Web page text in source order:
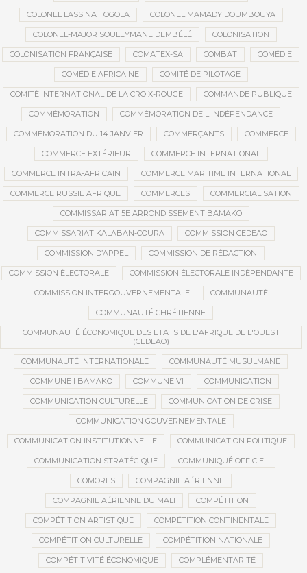
COLONEL LASSINA TOGOLA COLONEL MAMADY DOUMBOUYA
COLONEL-MAJOR SOULEYMANE DEMBÉLÉ COLONISATION
COLONISATION FRANÇAISE COMATEX-SA COMBAT COMÉDIE
COMÉDIE AFRICAINE COMITÉ DE PILOTAGE
COMITÉ INTERNATIONAL DE LA CROIX-ROUGE COMMANDE PUBLIQUE
COMMÉMORATION COMMÉMORATION DE L'INDÉPENDANCE
COMMÉMORATION DU 14 JANVIER COMMERÇANTS COMMERCE
COMMERCE EXTÉRIEUR COMMERCE INTERNATIONAL
COMMERCE INTRA-AFRICAIN COMMERCE MARITIME INTERNATIONAL
COMMERCE RUSSIE AFRIQUE COMMERCES COMMERCIALISATION
COMMISSARIAT 5E ARRONDISSEMENT BAMAKO
COMMISSARIAT KALABAN-COURA COMMISSION CEDEAO
COMMISSION D’APPEL COMMISSION DE RÉDACTION
COMMISSION ÉLECTORALE COMMISSION ÉLECTORALE INDÉPENDANTE
COMMISSION INTERGOUVERNEMENTALE COMMUNAUTÉ
COMMUNAUTÉ CHRÉTIENNE
COMMUNAUTÉ ÉCONOMIQUE DES ETATS DE L'AFRIQUE DE L'OUEST
(CEDEAO)
COMMUNAUTÉ INTERNATIONALE COMMUNAUTÉ MUSULMANE
COMMUNE I BAMAKO COMMUNE VI COMMUNICATION
COMMUNICATION CULTURELLE COMMUNICATION DE CRISE
COMMUNICATION GOUVERNEMENTALE
COMMUNICATION INSTITUTIONNELLE COMMUNICATION POLITIQUE
COMMUNICATION STRATÉGIQUE COMMUNIQUÉ OFFICIEL
COMORES COMPAGNIE AÉRIENNE
COMPAGNIE AÉRIENNE DU MALI COMPÉTITION
COMPÉTITION ARTISTIQUE COMPÉTITION CONTINENTALE
COMPÉTITION CULTURELLE COMPÉTITION NATIONALE
COMPÉTITIVITÉ ÉCONOMIQUE COMPLÉMENTARITÉ